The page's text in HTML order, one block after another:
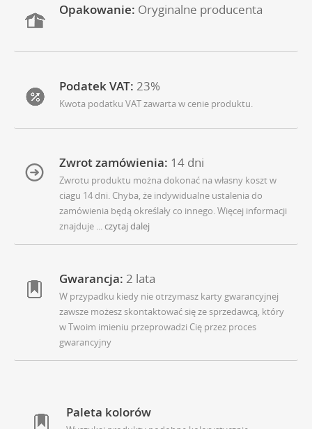
Opakowanie: Oryginalne producenta
Podatek VAT: 23%
Kwota podatku VAT zawarta w cenie produktu.
Zwrot zamówienia: 14 dni
Zwrotu produktu można dokonać na własny koszt w
ciagu 14 dni. Chyba, że indywidualne ustalenia do
zamówienia będą określały co innego. Więcej informacji
znajduje ... czytaj dalej
Gwarancja: 2 lata
W przypadku kiedy nie otrzymasz karty gwarancyjnej
zawsze możesz skontaktować się ze sprzedawcą, który
w Twoim imieniu przeprowadzi Cię przez proces
gwarancyjny
Paleta kolorów